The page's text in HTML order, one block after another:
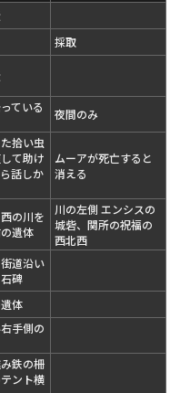
採取
ている
夜間のみ
拾い虫
て助け
話しか
ムーアが死亡すると
消える
の川を
遺体
川の左側 エンシスの
城砦、関所の祝福の
西北西
道沿い
碑
体
手側の
鉄の柵
ント横